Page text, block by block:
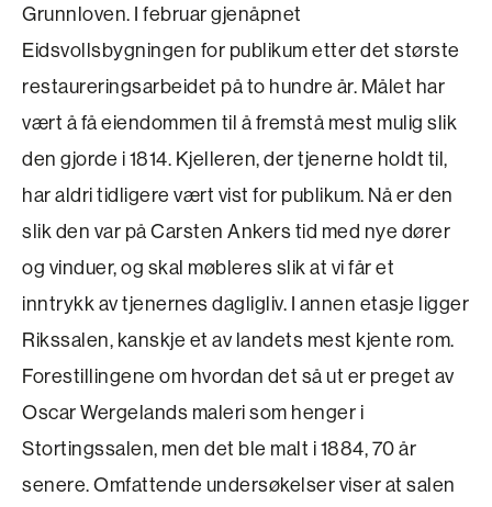
Grunnloven. I februar gjenåpnet
Eidsvollsbygningen for publikum etter det største
restaureringsarbeidet på to hundre år. Målet har
vært å få eiendommen til å fremstå mest mulig slik
den gjorde i 1814. Kjelleren, der tjenerne holdt til,
har aldri tidligere vært vist for publikum. Nå er den
slik den var på Carsten Ankers tid med nye dører
og vinduer, og skal møbleres slik at vi får et
inntrykk av tjenernes dagligliv. I annen etasje ligger
Rikssalen, kanskje et av landets mest kjente rom.
Forestillingene om hvordan det så ut er preget av
Oscar Wergelands maleri som henger i
Stortingssalen, men det ble malt i 1884, 70 år
senere. Omfattende undersøkelser viser at salen